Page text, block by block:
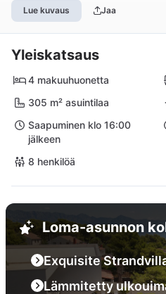
Lue kuvaus Jaa
Yleiskatsaus
4 makuuhuonetta
305 m² asuintilaa
Saapuminen klo 16:00
jälkeen
8 henkilöä
Loma-asunnon
Exquisite
Lämmitetty